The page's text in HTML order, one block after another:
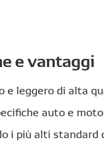
e vantaggi
e leggero di alta
auto e
i più alti standard